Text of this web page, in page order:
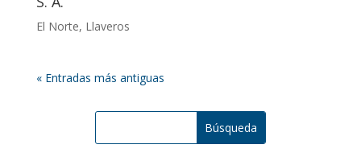
El Norte, Llaveros
« Entradas más antiguas